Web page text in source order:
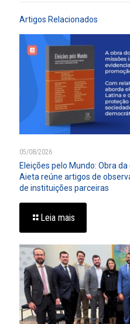
Artigos Relacionados
05/08/2026
Eleições pelo Mundo: Obra
Aieta reúne artigos de
de instituições parceiras
Leia mais